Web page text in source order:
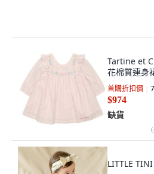
Tartine et
花棉質連身
首購折扣價
$974
缺貨
(
LITTLE